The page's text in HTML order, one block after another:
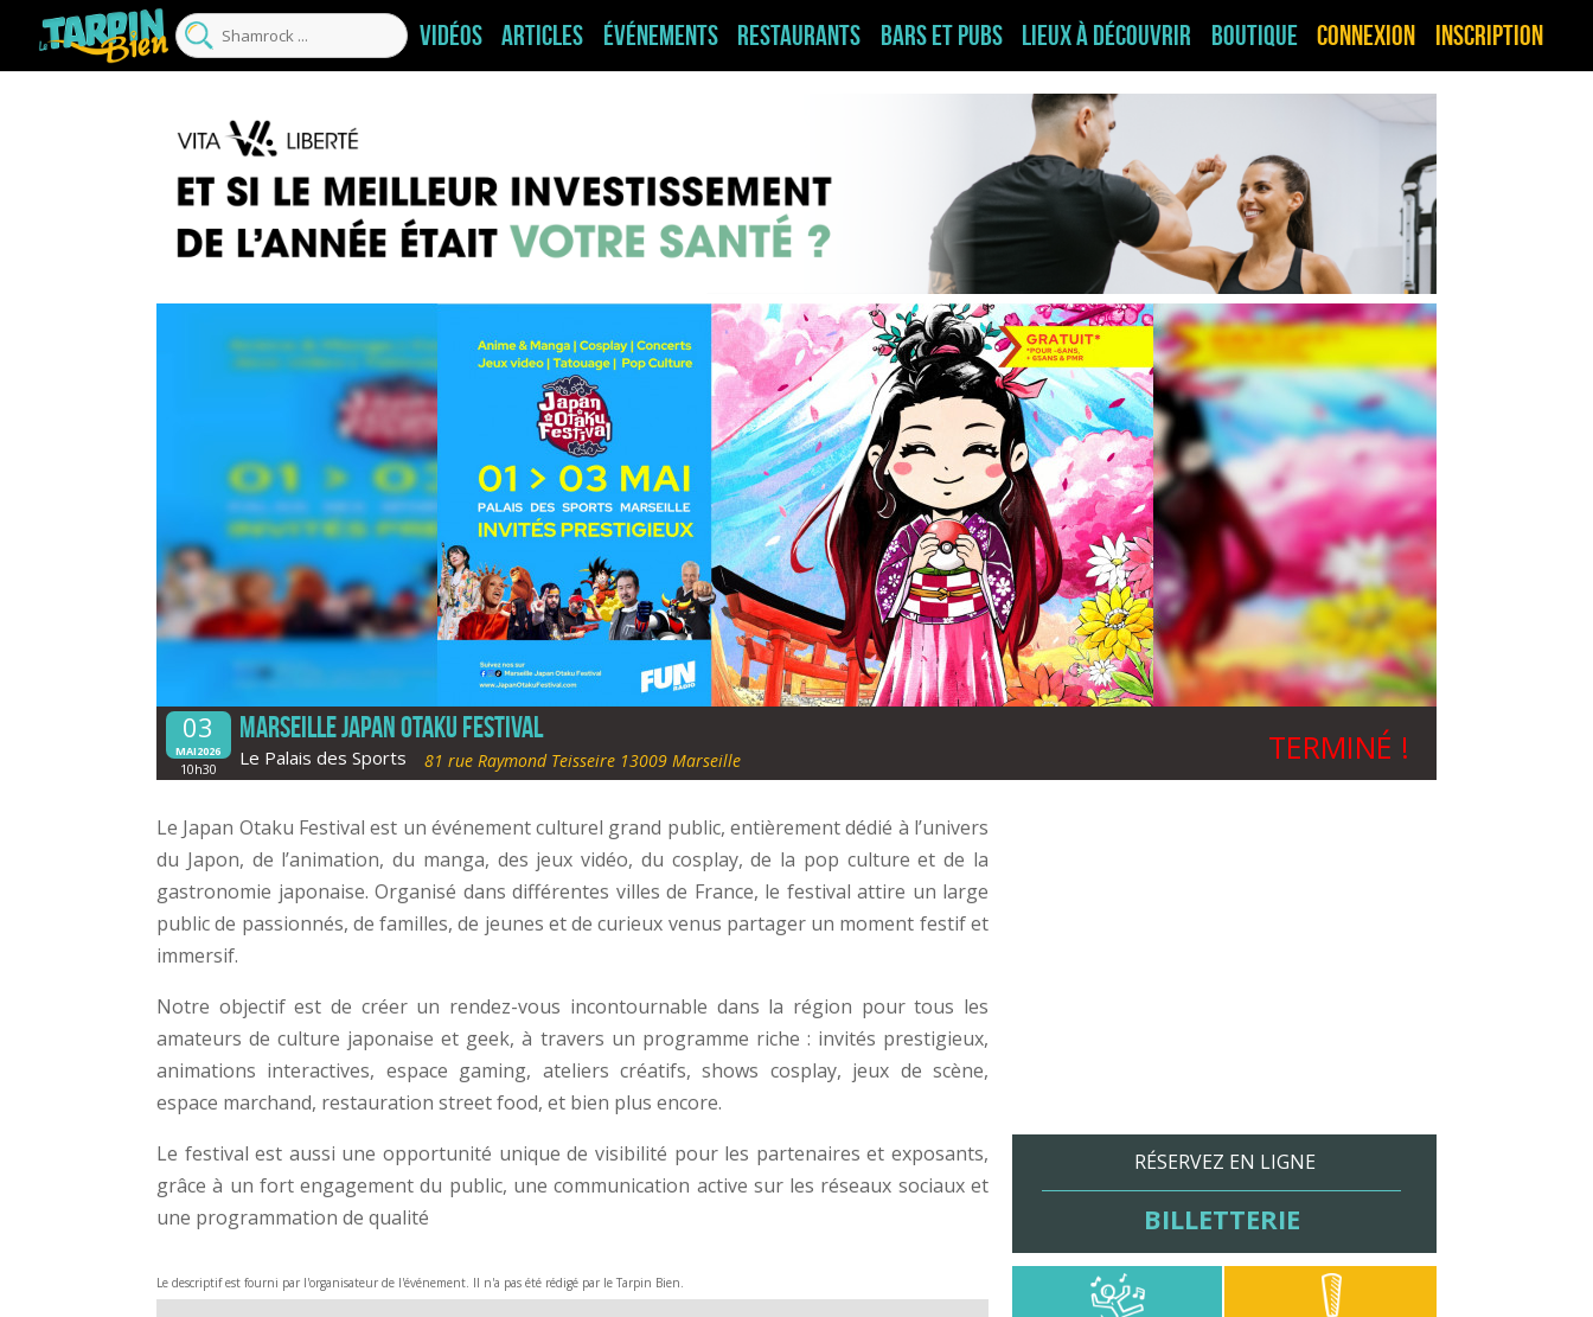
Vidéos Articles Événements Restaurants Bars et pubs Lieux à découvrir Boutique Connexion Inscription
03
MAI2026
10h30
Marseille Japan Otaku Festival TERMINÉ !
Le Palais des Sports 81 rue Raymond Teisseire 13009 Marseille
Le Japan Otaku Festival est un événement culturel grand public, entièrement dédié à l’univers
du Japon, de l’animation, du manga, des jeux vidéo, du cosplay, de la pop culture et de la
gastronomie japonaise. Organisé dans différentes villes de France, le festival attire un large
public de passionnés, de familles, de jeunes et de curieux venus partager un moment festif et
immersif.
Notre objectif est de créer un rendez-vous incontournable dans la région pour tous les
amateurs de culture japonaise et geek, à travers un programme riche : invités prestigieux,
animations interactives, espace gaming, ateliers créatifs, shows cosplay, jeux de scène,
espace marchand, restauration street food, et bien plus encore.
Le festival est aussi une opportunité unique de visibilité pour les partenaires et exposants,
grâce à un fort engagement du public, une communication active sur les réseaux sociaux et
une programmation de qualité
Le descriptif est fourni par l'organisateur de l'événement. Il n'a pas été rédigé par le Tarpin Bien.
RÉSERVEZ EN LIGNE
BILLETTERIE